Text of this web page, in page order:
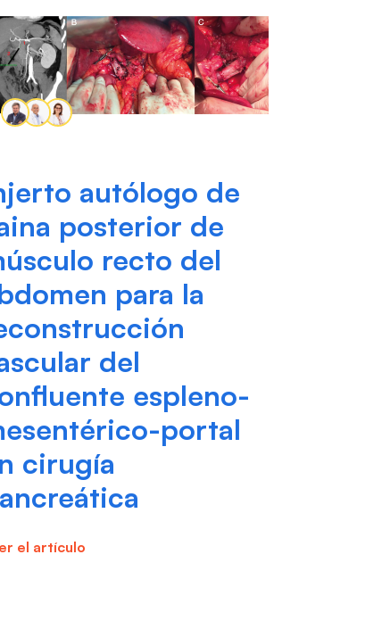
autólogo de
posterior de
recto del
para la
del
espleno-
portal
cirugía
el artículo